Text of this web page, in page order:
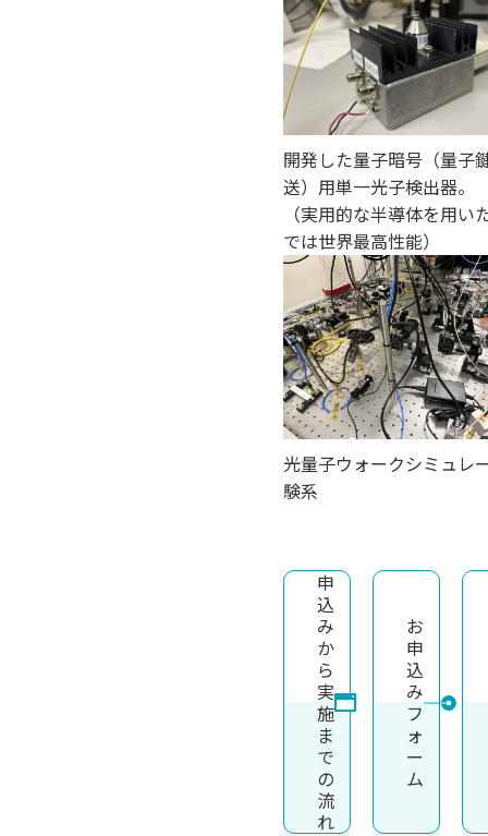
開発した量子暗号（量子
送）用単一光子検出器。
（実用的な半導体を用い
では世界最高性能）
光量子ウォークシミュレ
験系
申
込
み
か
ら
実
施
ま
で
の
流
れ
お
申
込
み
フ
ォ
ー
ム